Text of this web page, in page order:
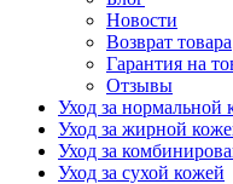
Новости
Возврат товара
Гарантия на
Отзывы
Уход за нормальной
Уход за жирной
Уход за
Уход за сухой кожей